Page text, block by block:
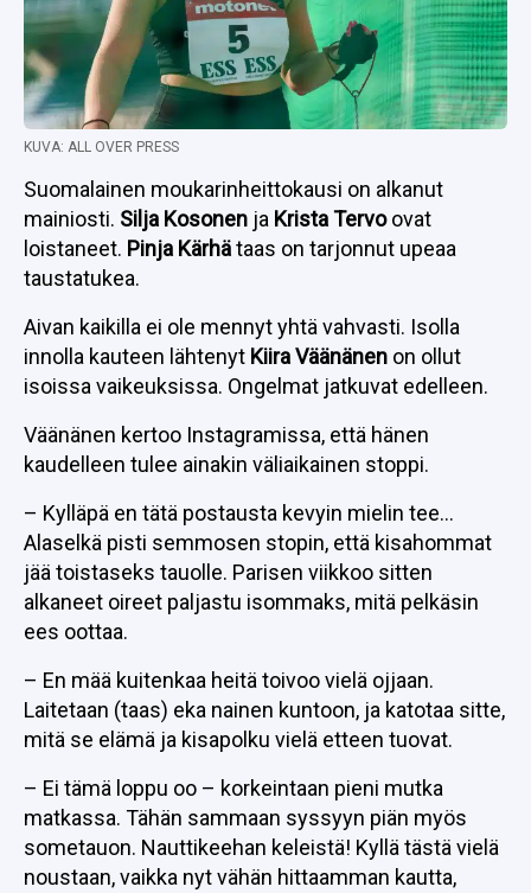
KUVA: ALL OVER PRESS
Suomalainen moukarinheittokausi on alkanut
mainiosti. Silja Kosonen ja Krista Tervoovat
loistaneet. Pinja Kärhätaas on tarjonnut upeaa
taustatukea.
Aivan kaikilla ei ole mennyt yhtä vahvasti. Isolla
innolla kauteen lähtenyt Kiira Väänänen on ollut
isoissa vaikeuksissa. Ongelmat jatkuvat edelleen.
Väänänen kertoo Instagramissa, että hänen
kaudelleen tulee ainakin väliaikainen stoppi.
– Kylläpä en tätä postausta kevyin mielin tee…
Alaselkä pisti semmosen stopin, että kisahommat
jää toistaseks tauolle. Parisen viikkoo sitten
alkaneet oireet paljastu isommaks, mitä pelkäsin
ees oottaa.
– En mää kuitenkaa heitä toivoo vielä ojjaan.
Laitetaan (taas) eka nainen kuntoon, ja katotaa sitte,
mitä se elämä ja kisapolku vielä etteen tuovat.
– Ei tämä loppu oo – korkeintaan pieni mutka
matkassa. Tähän sammaan syssyyn piän myös
sometauon. Nauttikeehan keleistä! Kyllä tästä vielä
noustaan, vaikka nyt vähän hittaamman kautta,